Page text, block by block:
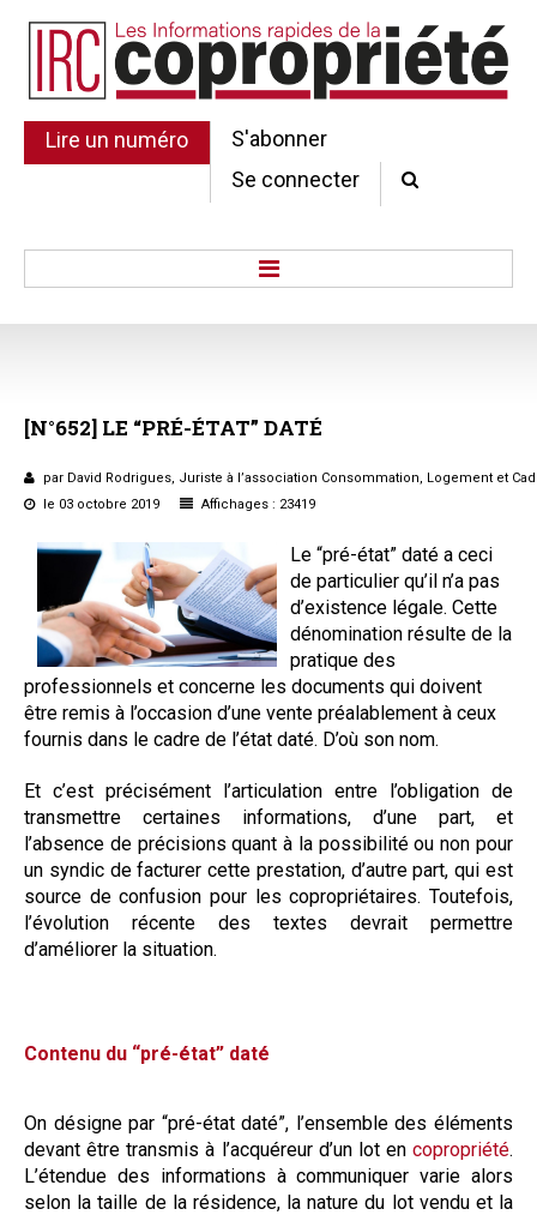
Lire un numéro
S'abonner
Se connecter
Au Parlement
Gestion et maintenance
Pratique de la copro.
Questions/réponses
Études juridiques
Copro. en difficulté
Formez-vous !
Parole d'experts*
[N°652] LE “PRÉ-ÉTAT” DATÉ
par David Rodrigues, Juriste à l’association Consommation, Logement et
le 03 octobre 2019
Affichages : 23419
Le “pré-état” daté a ceci
de particulier qu’il n’a pas
d’existence légale. Cette
dénomination résulte de la
pratique des
professionnels et concerne les documents qui doivent
être remis à l’occasion d’une vente préalablement à ceux
fournis dans le cadre de l’état daté. D’où son nom.
Et c’est précisément l’articulation entre l’obligation de
transmettre certaines informations, d’une part, et
l’absence de précisions quant à la possibilité ou non pour
un syndic de facturer cette prestation, d’autre part, qui est
source de confusion pour les copropriétaires. Toutefois,
l’évolution récente des textes devrait permettre
d’améliorer la situation.
Contenu du “pré-état” daté
On désigne par “pré-état daté”, l’ensemble des éléments
devant être transmis à l’acquéreur d’un lot en copropriété.
L’étendue des informations à communiquer varie alors
selon la taille de la résidence, la nature du lot vendu et la